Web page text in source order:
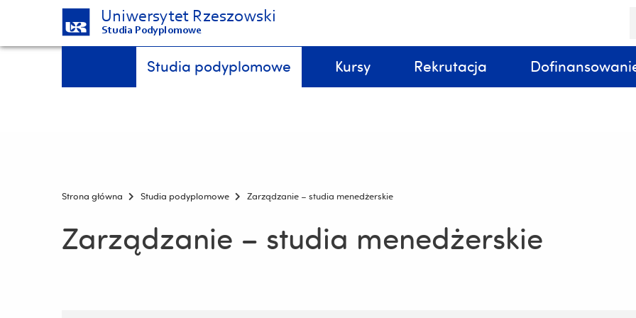
Uniwersytet Rzeszowski
Studia Podyplomowe
Menu - górna belka
Pomiń
i
Studia podyplomowe Kursy Rekrutacja
Strona główna Studia podyplomowe Zarządzanie – studia menedżerskie
Zarządzanie – studia menedżerskie